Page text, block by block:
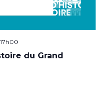
du Grand